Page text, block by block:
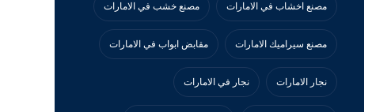
مصنع اخشاب في الامارات مصنع خشب في الامارات
مصنع سيراميك الامارات مقابض ابواب في الامارات
نجار الامارات نجار في الامارات